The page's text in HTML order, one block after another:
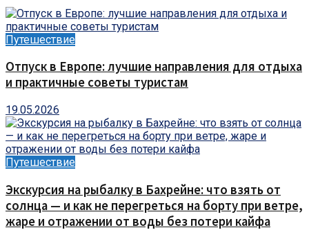
Путешествие
Отпуск в Европе: лучшие направления для отдыха
и практичные советы туристам
19.05.2026
Путешествие
Экскурсия на рыбалку в Бахрейне: что взять от
солнца — и как не перегреться на борту при ветре,
жаре и отражении от воды без потери кайфа